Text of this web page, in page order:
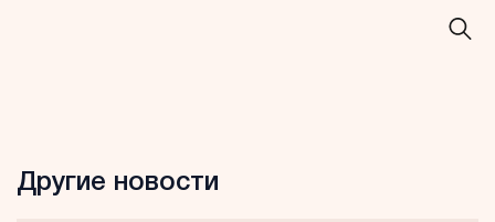
Другие новости